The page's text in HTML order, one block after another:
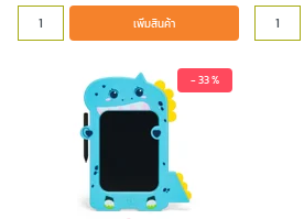
เพิ่มสินค้า
- 33 %